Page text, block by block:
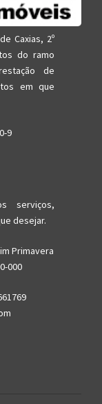
Caxias, 2º
do ramo
de
em que
9
serviços,
desejar.
Primavera
000